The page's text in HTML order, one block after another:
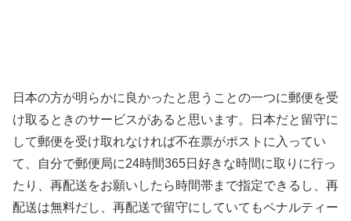
日本の方が明らかに良かったと思うことの一つに郵便を受
け取るときのサービスがあると思います。日本だと留守に
して郵便を受け取れなければ不在票がポストに入ってい
て、自分で郵便局に24時間365日好きな時間に取りに行っ
たり、再配送をお願いしたら時間帯まで指定できるし、再
配送は無料だし、再配送で留守にしていてもペナルティー